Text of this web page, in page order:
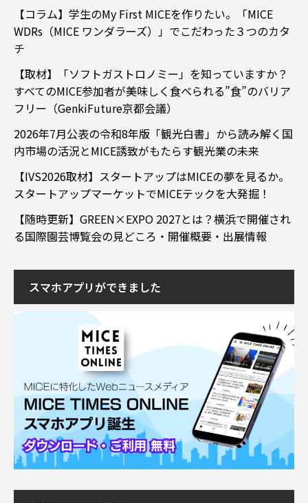
【コラム】学生のMy First MICEを作りたい。「MICE
WDRs（MICE ワンダラーズ）」でこだわった３つのカタ
チ
【取材】「ソフトガストロノミー」を知っていますか？
すべてのMICE参加者が美味しく食べられる”食”のバリア
フリー（GenkiFuture京都会議）
2026年7月公表の令和8年版「観光白書」から読み解く国
内市場の活況とMICE誘致がもたらす観光業の未来
【IVS2026取材】スタートアップはMICEの夢を見るか。
スタートアップマーケットでMICEテックを大発掘！
【随時更新】GREEN×EXPO 2027とは？横浜で開催され
る国際園芸博覧会の見どころ・開催概要・出展情報
スマホアプリができました